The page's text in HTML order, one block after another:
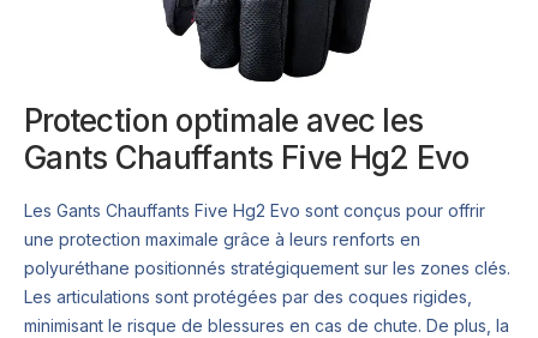
Protection optimale avec les
Gants Chauffants Five Hg2 Evo
Les Gants Chauffants Five Hg2 Evo sont conçus pour offrir
une protection maximale grâce à leurs renforts en
polyuréthane positionnés stratégiquement sur les zones clés.
Les articulations sont protégées par des coques rigides,
minimisant le risque de blessures en cas de chute. De plus, la